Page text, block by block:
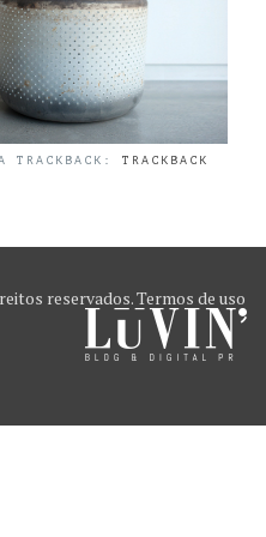
TRACKBACK: TRACKBACK
reservados.Termos de uso